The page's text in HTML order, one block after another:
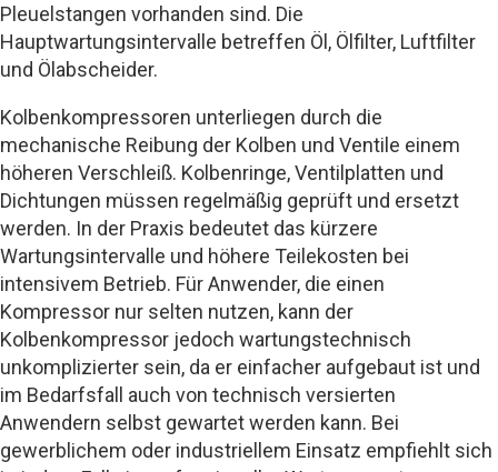
Pleuelstangen vorhanden sind. Die
Hauptwartungsintervalle betreffen Öl, Ölfilter, Luftfilter
und Ölabscheider.
Kolbenkompressoren unterliegen durch die
mechanische Reibung der Kolben und Ventile einem
höheren Verschleiß. Kolbenringe, Ventilplatten und
Dichtungen müssen regelmäßig geprüft und ersetzt
werden. In der Praxis bedeutet das kürzere
Wartungsintervalle und höhere Teilekosten bei
intensivem Betrieb. Für Anwender, die einen
Kompressor nur selten nutzen, kann der
Kolbenkompressor jedoch wartungstechnisch
unkomplizierter sein, da er einfacher aufgebaut ist und
im Bedarfsfall auch von technisch versierten
Anwendern selbst gewartet werden kann. Bei
gewerblichem oder industriellem Einsatz empfiehlt sich